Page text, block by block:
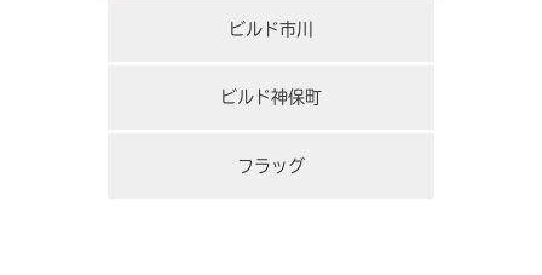
ビルド市川
ビルド神保町
フラッグ